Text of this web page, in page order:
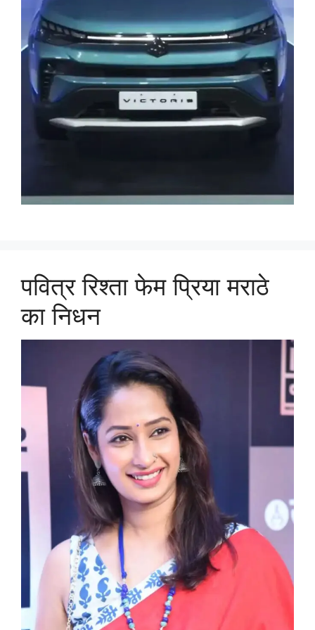
पवित्र रिश्ता फेम प्रिया मराठे
का निधन